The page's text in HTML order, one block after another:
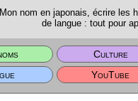
Mon nom en japonais, écrire les
de langue : tout pour
Culture
YouTube